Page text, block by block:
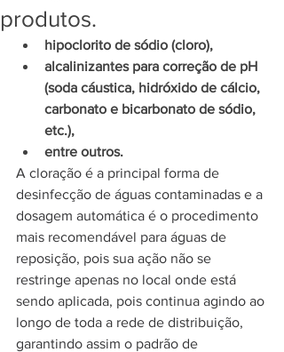
produtos.
hipoclorito de sódio (cloro),
alcalinizantes para correção de pH
(soda cáustica, hidróxido de cálcio,
carbonato e bicarbonato de sódio,
etc.),
entre outros.
A cloração é a principal forma de
desinfecção de águas contaminadas e a
dosagem automática é o procedimento
mais recomendável para águas de
reposição, pois sua ação não se
restringe apenas no local onde está
sendo aplicada, pois continua agindo ao
longo de toda a rede de distribuição,
garantindo assim o padrão de